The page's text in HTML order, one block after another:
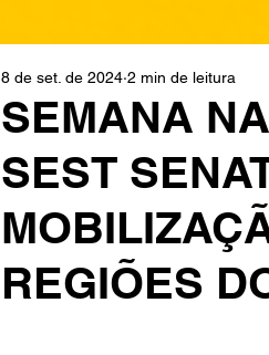
SEMANA
SEST
REGIÕES
8 de set. de 2024 2 min de leitura